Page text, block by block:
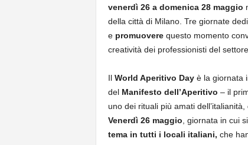
venerdì 26 a domenica 28 maggio
della città di Milano. Tre giornate
e promuoverequesto momento
creatività dei professionisti del
Il World Aperitivo Dayè la giornata
del Manifesto dell’Aperitivo – il
uno dei rituali più amati
Venerdì 26 maggio , giornata in cui
tema in tutti i locali italiani, che